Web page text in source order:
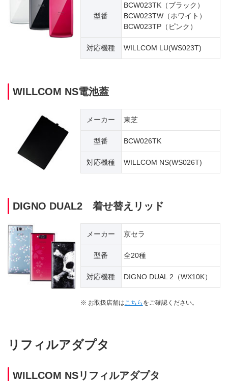
型番
BCW023TK（ブラック）
BCW023TW（ホワイト）
BCW023TP（ピンク）
対応機種 WILLCOM LU(WS023T)
WILLCOM NS電池蓋
メーカー 東芝
型番 BCW026TK
対応機種 WILLCOM NS(WS026T)
DIGNO DUAL2 着せ替えリッド
メーカー 京セラ
型番 全20種
対応機種 DIGNO DUAL 2（WX10K）
※ お取扱店舗はこちら をご確認ください。
リフィルアダプタ
WILLCOM NSリフィルアダプタ